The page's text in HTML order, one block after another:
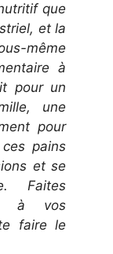
que
et la
même
à
pour un
une
pour
pains
et se
Faites
à vos
faire le